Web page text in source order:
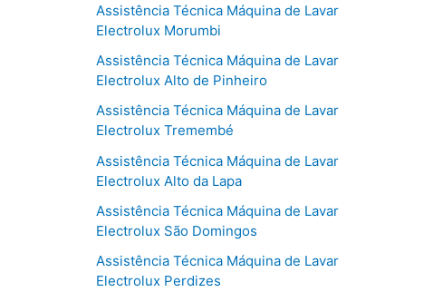
Assistência Técnica Máquina de Lavar
Electrolux Morumbi
Assistência Técnica Máquina de Lavar
Electrolux Alto de Pinheiro
Assistência Técnica Máquina de Lavar
Electrolux Tremembé
Assistência Técnica Máquina de Lavar
Electrolux Alto da Lapa
Assistência Técnica Máquina de Lavar
Electrolux São Domingos
Assistência Técnica Máquina de Lavar
Electrolux Perdizes